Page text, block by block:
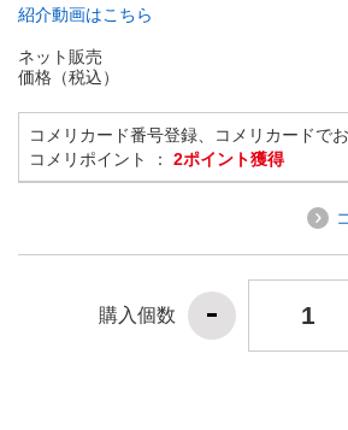
紹介動画はこちら
ネット販売
価格（税込）
コメリカード番号登録、コメリカードで
コメリポイント ： 2ポイント獲得
購入個数